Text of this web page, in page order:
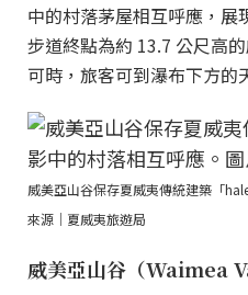
中的村落茅屋相互呼應，展
步道終點為約 13.7 公尺高
可時，旅客可到瀑布下方的
威美亞山谷保存夏威夷傳統建築「
來源｜夏威夷旅遊局
威美亞山谷（Waimea